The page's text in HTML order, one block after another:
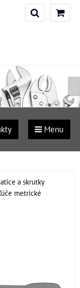
Menu
a skrutky
metrické